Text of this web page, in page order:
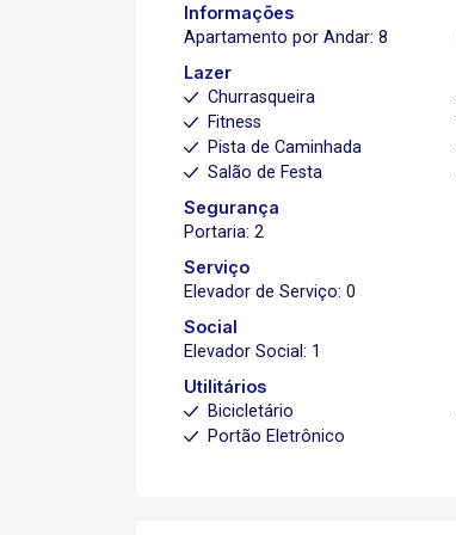
Informações
Apartamento por Andar: 8
Lazer
Churrasqueira
Fitness
Pista de Caminhada
Salão de Festa
Segurança
Portaria: 2
Serviço
Elevador de Serviço: 0
Social
Elevador Social: 1
Utilitários
Bicicletário
Portão Eletrônico